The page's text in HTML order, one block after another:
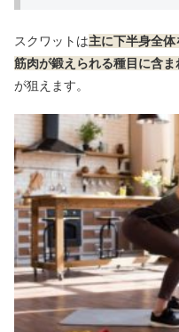
スクワットは主に下半身全
筋肉が鍛えられる種目に含
が狙えます。